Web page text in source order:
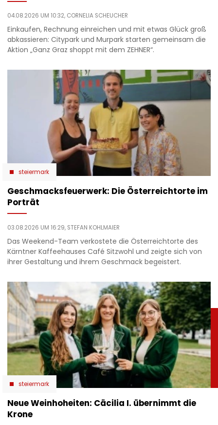
04.08.2026 UM 10:32, CORNELIA SCHEUCHER
Einkaufen, Rechnung einreichen und mit etwas Glück groß
abkassieren: Citypark und Murpark starten gemeinsam die
Aktion „Ganz Graz shoppt mit dem ZEHNER“.
steiermark
Geschmacksfeuerwerk: Die Österreichtorte im
Porträt
03.08.2026 UM 16:29, STEFAN KOHLMAIER
Das Weekend-Team verkostete die Österreichtorte des
Kärntner Kaffeehauses Café Sitzwohl und zeigte sich von
ihrer Gestaltung und ihrem Geschmack begeistert.
steiermark
Neue Weinhoheiten: Cäcilia I. übernimmt die
Krone